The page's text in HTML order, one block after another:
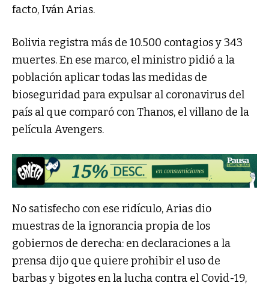
facto, Iván Arias.
Bolivia registra más de 10.500 contagios y 343
muertes. En ese marco, el ministro pidió a la
población aplicar todas las medidas de
bioseguridad para expulsar al coronavirus del
país al que comparó con Thanos, el villano de la
película Avengers.
No satisfecho con ese ridículo, Arias dio
muestras de la ignorancia propia de los
gobiernos de derecha: en declaraciones a la
prensa dijo que quiere prohibir el uso de
barbas y bigotes en la lucha contra el Covid-19,